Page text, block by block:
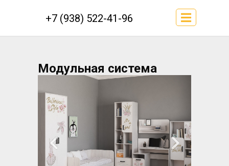
+7 (938) 522-41-96
Модульная система
Колибри 1